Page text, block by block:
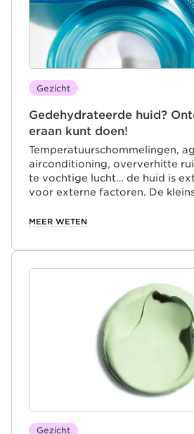
Gezicht
Gedehydrateerde huid?
eraan kunt doen!
Temperatuurschommelingen,
airconditioning, oververhitte
te vochtige lucht… de huid is
voor externe factoren. De
huid nu droog, gecombineerd
vocht. Pak een
beschermd te blijven. Kies eerst
hydraterende crème voor jouw
MEER WETEN
Gezicht